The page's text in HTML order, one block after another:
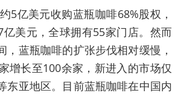
5亿美元收购蓝瓶咖啡68%股权，
美元，全球拥有55家门店。然而
，蓝瓶咖啡的扩张步伐相对缓慢，
增长至100余家，新进入的市场仅
东亚地区。目前蓝瓶咖啡在中国内